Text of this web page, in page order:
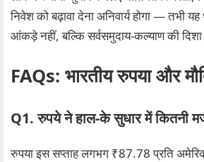
निवेश को बढ़ावा देना अनिवार्य होगा — तभी
आंकड़े नहीं, बल्कि सर्वसमुदाय‑कल्याण की दिशा
FAQs: भारतीय रुपया और
Q1. रुपये ने हाल‑के सुधार में कितनी
रुपया इस सप्ताह लगभग ₹87.78 प्रति